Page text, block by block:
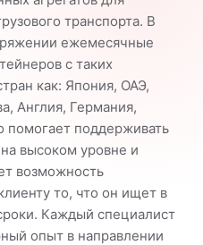
транспорта. В
ежемесячные
с таких
как: Япония, ОАЭ,
Англия, Германия,
помогает поддерживать
высоком уровне и
возможность
то, что он ищет в
Каждый специалист
опыт в направлении